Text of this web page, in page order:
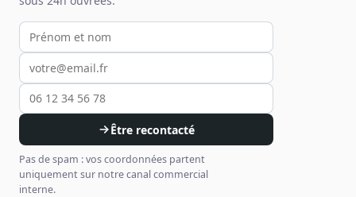
Votre prénom et nom
Votre email
Votre téléphone
Être recontacté
Pas de spam : vos coordonnées partent
uniquement sur notre canal commercial
interne.